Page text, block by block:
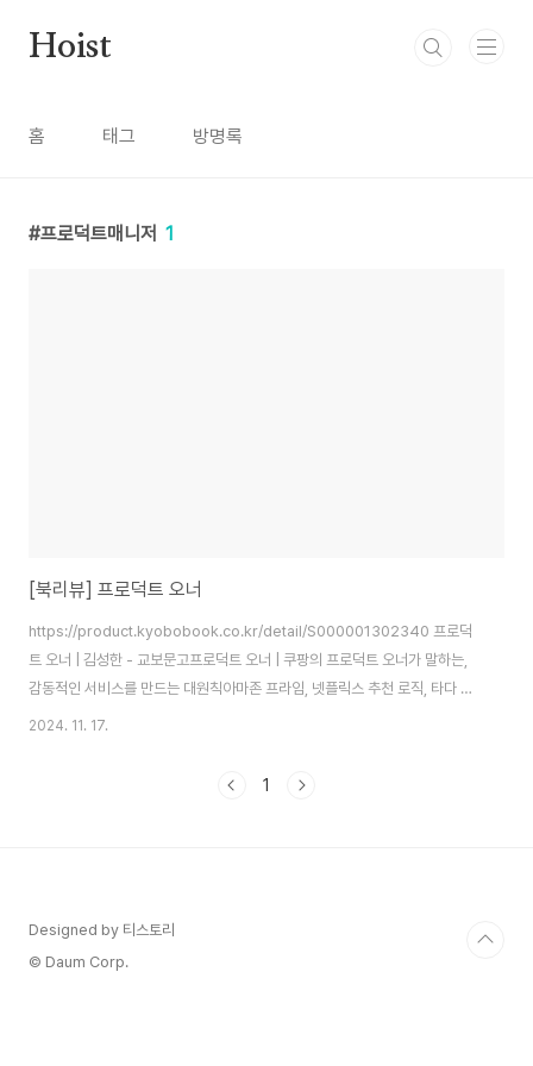
Hoist
홈 태그 방명록
프로덕트매니저 1
[북리뷰] 프로덕트 오너
https://product.kyobobook.co.kr/detail/S000001302340 프로덕
트 오너 | 김성한 - 교보문고프로덕트 오너 | 쿠팡의 프로덕트 오너가 말하는,
감동적인 서비스를 만드는 대원칙아마존 프라임, 넷플릭스 추천 로직, 타다 차
량 호출 서비스, CGV 영화 예매, 카카오 페이 결제… 우리가 일상
는 이들의 바이블이라 불리는 이 책을 읽게 되었습니다.실무에서 실제로 어떤
2024. 11. 17.
1
Designed by 티스토리
© Daum Corp.